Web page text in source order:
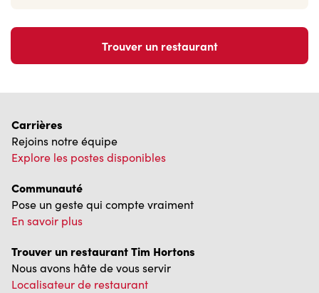
Trouver un restaurant
Carrières
Rejoins notre équipe
Explore les postes disponibles
Communauté
Pose un geste qui compte vraiment
En savoir plus
Trouver un restaurant Tim Hortons
Nous avons hâte de vous servir
Localisateur de restaurant